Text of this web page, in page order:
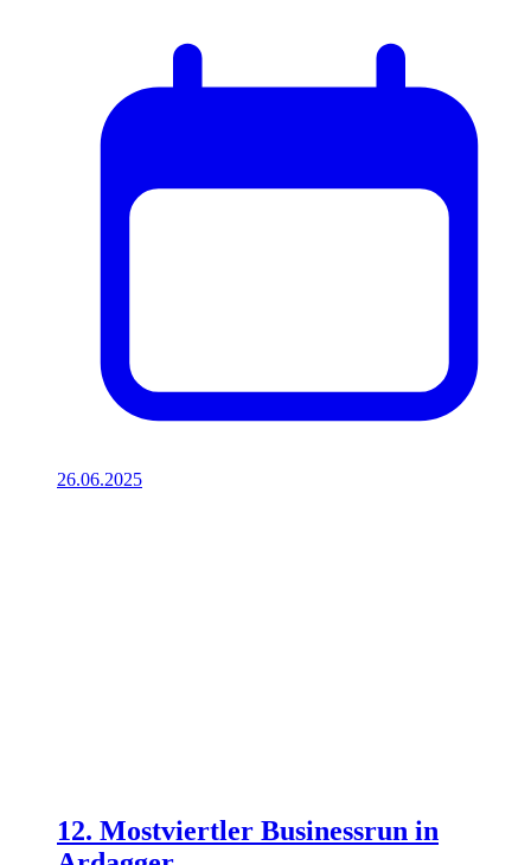
26.06.2025
12. Mostviertler Businessrun in